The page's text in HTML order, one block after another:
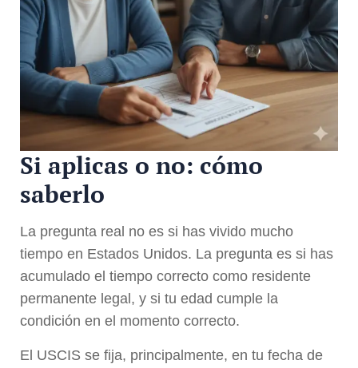
Si aplicas o no: cómo
saberlo
La pregunta real no es si has vivido mucho
tiempo en Estados Unidos. La pregunta es si has
acumulado el tiempo correcto como residente
permanente legal, y si tu edad cumple la
condición en el momento correcto.
El USCIS se fija, principalmente, en tu fecha de